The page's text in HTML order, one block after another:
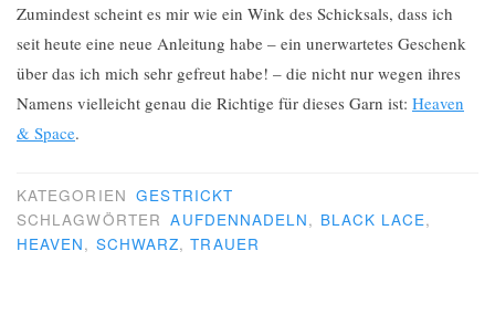
Zumindest scheint es mir wie ein Wink des Schicksals, dass ich
seit heute eine neue Anleitung habe – ein unerwartetes Geschenk
über das ich mich sehr gefreut habe! – die nicht nur wegen ihres
Namens vielleicht genau die Richtige für dieses Garn ist: Heaven
& Space.
KATEGORIEN GESTRICKT
SCHLAGWÖRTER AUFDENNADELN, BLACK LACE,
HEAVEN, SCHWARZ,TRAUER